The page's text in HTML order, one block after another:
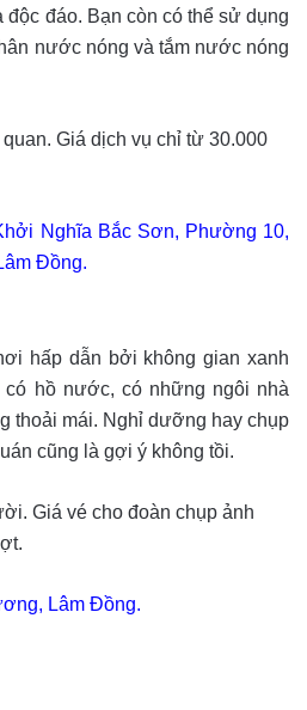
độc đáo. Bạn còn có thể sử dụng
nước nóng và tắm nước nóng
Giá dịch vụ chỉ từ 30.000
Nghĩa Bắc Sơn, Phường 10,
Đồng.
hấp dẫn bởi không gian xanh
hồ nước, có những ngôi nhà
thoải mái. Nghỉ dưỡng hay chụp
cũng là gợi ý không tồi.
Giá vé cho đoàn chụp ảnh
Lâm Đồng.